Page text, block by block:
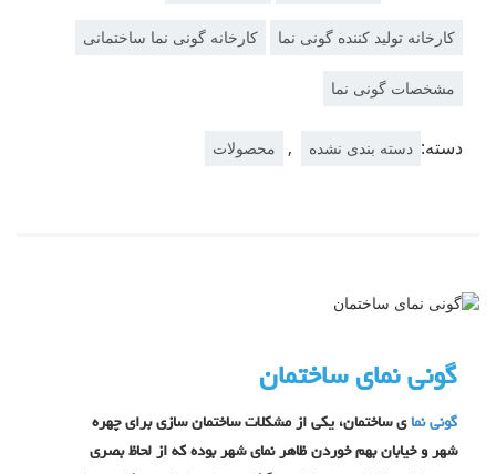
کارخانه تولید کننده گونی نما کارخانه گونی نما ساختمانی
مشخصات گونی نما
دسته: دسته بندی نشده , محصولات
گونی نمای ساختمان
گونی نما ی ساختمان، یکی از مشکلات ساختمان سازی برای چهره
شهر و خیابان بهم خوردن ظاهر نمای شهر بوده که از لحاظ بصری